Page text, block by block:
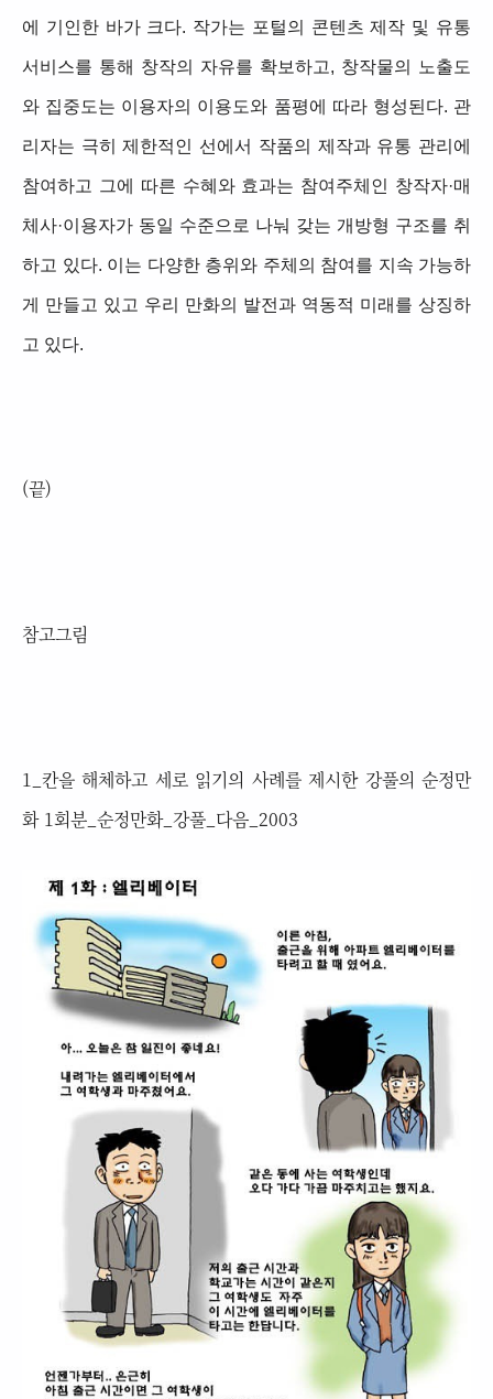
에 기인한 바가 크다. 작가는 포털의 콘텐츠 제작 및 유통
서비스를 통해 창작의 자유를 확보하고, 창작물의 노출도
와 집중도는 이용자의 이용도와 품평에 따라 형성된다. 관
리자는 극히 제한적인 선에서 작품의 제작과 유통 관리에
참여하고 그에 따른 수혜와 효과는 참여주체인 창작자·매
체사·이용자가 동일 수준으로 나눠 갖는 개방형 구조를 취
하고 있다. 이는 다양한 층위와 주체의 참여를 지속 가능하
게 만들고 있고 우리 만화의 발전과 역동적 미래를 상징하
고 있다.
(끝)
참고그림
1_칸을 해체하고 세로 읽기의 사례를 제시한 강풀의 순정만
화 1회분_순정만화_강풀_다음_2003